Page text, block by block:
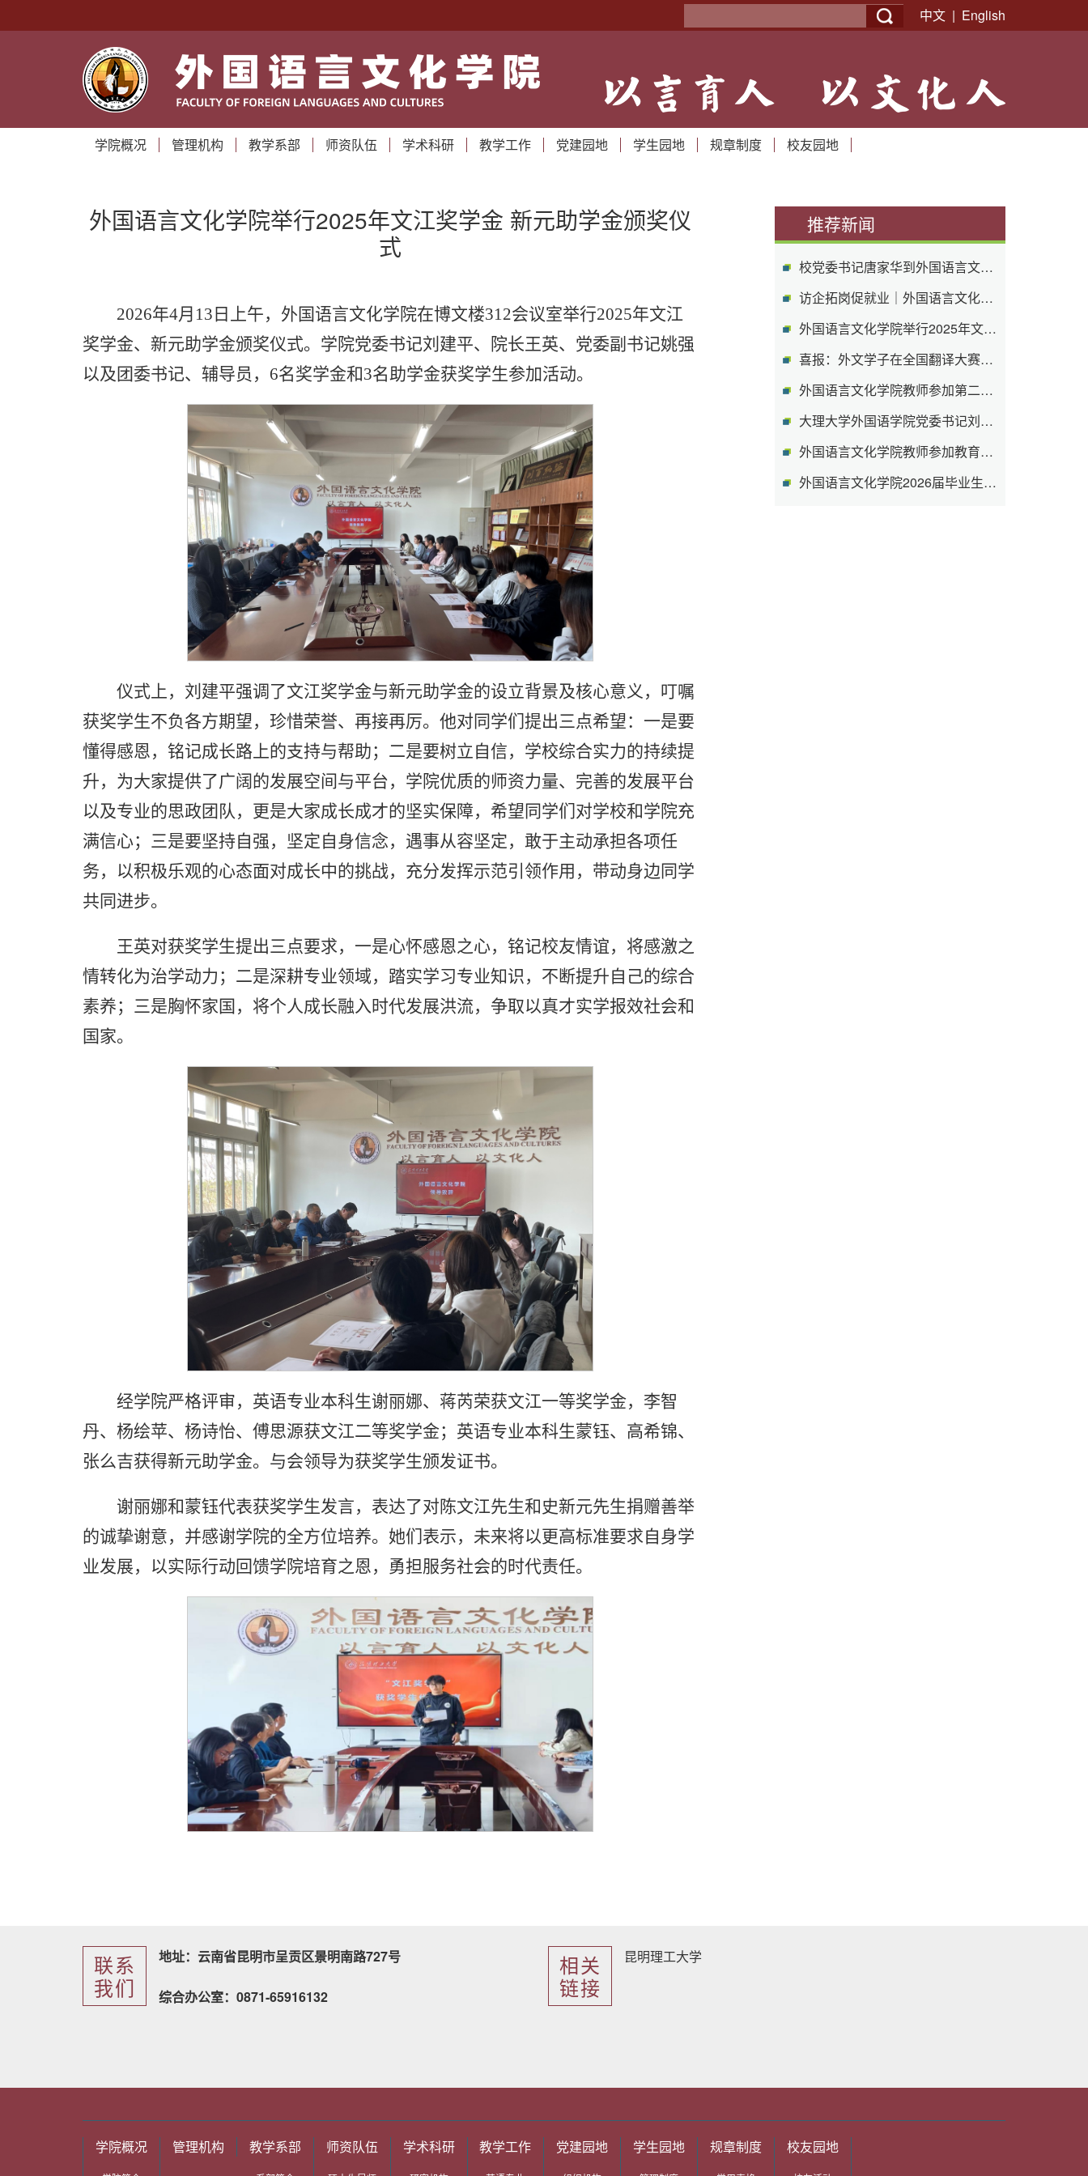
中文 | English
学院概况 管理机构 教学系部 师资队伍 学术科研 教学工作 党建园地 学生园地 规章制度 校友园地
学院新闻
外国语言文化学院举行2025年文江奖学金 新元助学金颁奖仪
式
2026年4月13日上午，外国语言文化学院在博文楼312会议室举行2025年文江
奖学金、新元助学金颁奖仪式。学院党委书记刘建平、院长王英、党委副书记姚强
以及团委书记、辅导员，6名奖学金和3名助学金获奖学生参加活动。
仪式上，刘建平强调了文江奖学金与新元助学金的设立背景及核心意义，叮嘱
获奖学生不负各方期望，珍惜荣誉、再接再厉。他对同学们提出三点希望：一是要
懂得感恩，铭记成长路上的支持与帮助；二是要树立自信，学校综合实力的持续提
升，为大家提供了广阔的发展空间与平台，学院优质的师资力量、完善的发展平台
以及专业的思政团队，更是大家成长成才的坚实保障，希望同学们对学校和学院充
满信心；三是要坚持自强，坚定自身信念，遇事从容坚定，敢于主动承担各项任
务，以积极乐观的心态面对成长中的挑战，充分发挥示范引领作用，带动身边同学
共同进步。
王英对获奖学生提出三点要求，一是心怀感恩之心，铭记校友情谊，将感激之
情转化为治学动力；二是深耕专业领域，踏实学习专业知识，不断提升自己的综合
素养；三是胸怀家国，将个人成长融入时代发展洪流，争取以真才实学报效社会和
国家。
经学院严格评审，英语专业本科生谢丽娜、蒋芮荣获文江一等奖学金，李智
丹、杨绘苹、杨诗怡、傅思源获文江二等奖学金；英语专业本科生蒙钰、高希锦、
张么吉获得新元助学金。与会领导为获奖学生颁发证书。
谢丽娜和蒙钰代表获奖学生发言，表达了对陈文江先生和史新元先生捐赠善举
的诚挚谢意，并感谢学院的全方位培养。她们表示，未来将以更高标准要求自身学
业发展，以实际行动回馈学院培育之恩，勇担服务社会的时代责任。
推荐新闻
校党委书记唐家华到外国语言文化学院调...
访企拓岗促就业｜外国语言文化学院赴浙...
外国语言文化学院举行2025年文江奖学金 ...
喜报：外文学子在全国翻译大赛中再获佳绩
外国语言文化学院教师参加第二届量子思...
大理大学外国语学院党委书记刘凤钦一行...
外国语言文化学院教师参加教育部英语课...
外国语言文化学院2026届毕业生教育类集...
联系
我们
地址：云南省昆明市呈贡区景明南路727号
综合办公室：0871-65916132
相关
链接
昆明理工大学
学院概况 管理机构 教学系部 师资队伍 学术科研 教学工作 党建园地 学生园地 规章制度 校友园地